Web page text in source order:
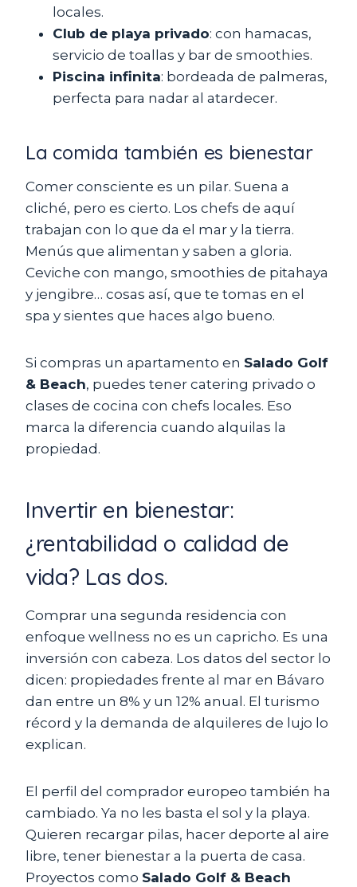
locales.
Club de playa privado: con hamacas,
servicio de toallas y bar de smoothies.
Piscina infinita: bordeada de palmeras,
perfecta para nadar al atardecer.
La comida también es bienestar
Comer consciente es un pilar. Suena a
cliché, pero es cierto. Los chefs de aquí
trabajan con lo que da el mar y la tierra.
Menús que alimentan y saben a gloria.
Ceviche con mango, smoothies de pitahaya
y jengibre… cosas así, que te tomas en el
spa y sientes que haces algo bueno.
Si compras un apartamento en Salado Golf
& Beach, puedes tener catering privado o
clases de cocina con chefs locales. Eso
marca la diferencia cuando alquilas la
propiedad.
Invertir en bienestar:
¿rentabilidad o calidad de
vida? Las dos.
Comprar una segunda residencia con
enfoque wellness no es un capricho. Es una
inversión con cabeza. Los datos del sector lo
dicen: propiedades frente al mar en Bávaro
dan entre un 8% y un 12% anual. El turismo
récord y la demanda de alquileres de lujo lo
explican.
El perfil del comprador europeo también ha
cambiado. Ya no les basta el sol y la playa.
Quieren recargar pilas, hacer deporte al aire
libre, tener bienestar a la puerta de casa.
Proyectos como Salado Golf & Beach